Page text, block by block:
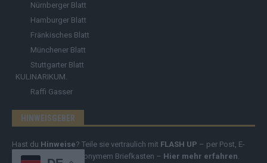
Nürnberger Blatt
Hamburger Blatt
Fränkisches Blatt
Münchener Blatt
Stuttgarter Blatt
KULINARIKUM.
Raffi Gasser
HINWEISGEBER
Hast du Hinweise? Teile sie vertraulich mit FLASH UP – per Post, E-
Mail, Telefon oder anonymem Briefkasten – Hier mehr erfahren.